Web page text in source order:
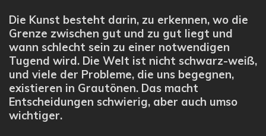
Die Kunst besteht darin, zu erkennen, wo die
Grenze zwischen gut und zu gut liegt und
wann schlecht sein zu einer notwendigen
Tugend wird. Die Welt ist nicht schwarz-weiß,
und viele der Probleme, die uns begegnen,
existieren in Grautönen. Das macht
Entscheidungen schwierig, aber auch umso
wichtiger.